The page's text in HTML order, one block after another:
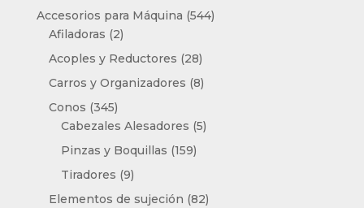
productos
Accesorios para Máquina 544544
Afiladoras 22
productos
Acoples y Reductores 2828
productos
Carros y Organizadores 88
Conos 345345
productos
Cabezales Alesadores 55
Pinzas y Boquillas 159159
Tiradores 99
productos
Elementos de sujeción 8282